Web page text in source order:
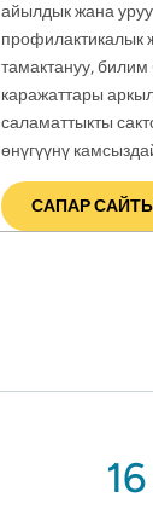
айылдык жана
профилактикалык
тамактануу,
каражаттары
саламаттыкты
өнүгүүнү
САПАР